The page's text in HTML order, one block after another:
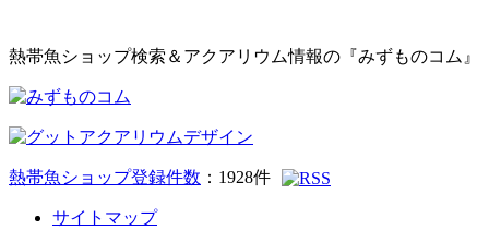
熱帯魚ショップ検索＆アクアリウム情報の『みずものコム』
熱帯魚ショップ登録件数 ： 1928件
サイトマップ